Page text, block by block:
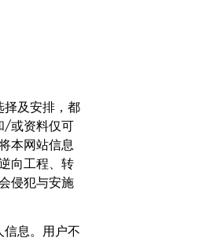
择及安排，都
/或资料仅可
本网站信息
向工程、转
侵犯与安施
息。用户不